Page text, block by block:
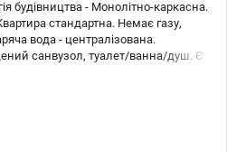
будівництва - Монолітно-каркасна.
стандартна. Немає газу,
вода - централізована.
санвузол, туалет/ванна/душ. Є
машина, Холодильник,